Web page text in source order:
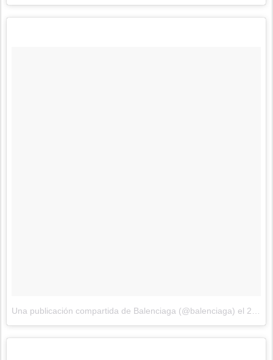
Una publicación compartida de Balenciaga (@balenciaga) el 29 de Sep de 2017 a la(s) 12:32 PDT